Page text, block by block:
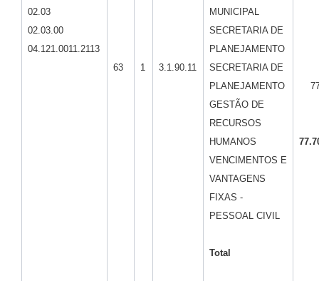
02.03
02.03.00
04.121.0011.2113
63
1 3.1.90.11
MUNICIPAL
SECRETARIA DE
PLANEJAMENTO
SECRETARIA DE
PLANEJAMENTO
GESTÃO DE
RECURSOS
HUMANOS
VENCIMENTOS E
VANTAGENS
FIXAS -
PESSOAL CIVIL
Total